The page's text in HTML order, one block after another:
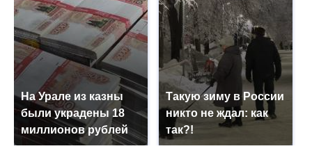
На Урале из казны
были украдены 18
миллионов рублей
Такую зиму в России
никто не ждал: как
так?!